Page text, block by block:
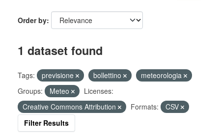
Order by
1 dataset found
Tags: previsione bollettino
meteorologia
Groups:
Meteo
Licenses:
Creative Commons Attribution
Formats:
CSV
Filter Results